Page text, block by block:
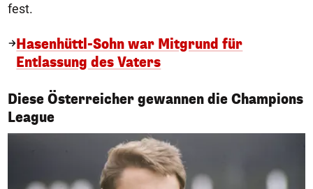
fest.
Hasenhüttl-Sohn war Mitgrund für
Entlassung des Vaters
Diese Österreicher gewannen die Champions
League
1/8